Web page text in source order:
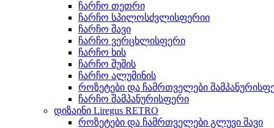
ჩარჩო თეთრი
ჩარჩო სპილოსძვლისფერიი
ჩარჩო შავი
ჩარჩო ვერცხლისფერი
ჩარჩო ხის
ჩარჩო შუშის
ჩარჩო ალუმინის
როზეტები და ჩამრთველები
ჩარჩო შამპანურისფერი
დიზაინი Liregus RETRO
როზეტები და ჩამრთველები გლუვი შავი